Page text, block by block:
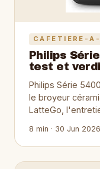
CAFETIERE-
Philips
test et
Philips Série
le broyeur
LatteGo,
8 min · 30 Jun 2026